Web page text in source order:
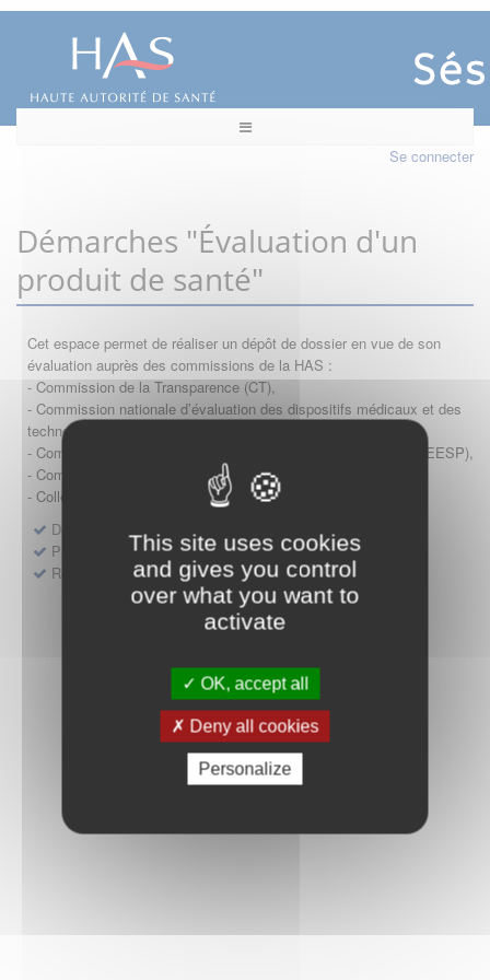
This site uses cookies
and gives you control
over what you want to
activate
OK, accept all
Deny all cookies
Personalize
Se connecter
Démarches "Évaluation d'un
produit de santé"
Cet espace permet de réaliser un dépôt de dossier en vue de son
évaluation auprès des commissions de la HAS :
- Commission de la Transparence (CT),
- Commission nationale d’évaluation des dispositifs médicaux et des
technologies de santé (CNEDiMTS),
- Commission d'évaluation économique et de santé publique (CEESP),
- Commission technique des vaccinations (CTV)
- Collège HAS (Forfait innovation : DM, DM-DIV, actes)
Dépôt d'un dossier pour un produit de santé
Protocoles d'études post-inscription
Rencontres précoces